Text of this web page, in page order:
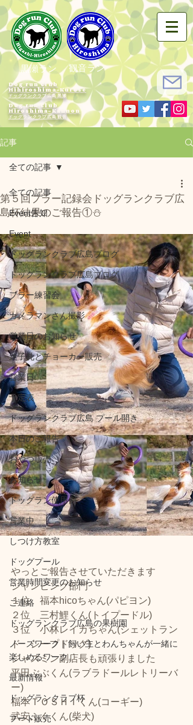
黒瀬ラン 観音ラン
Dog run Club
Hihiroshima-Kurose
ドッグランクラブ広島黒瀬
Dog run Club
Hiroshima-Kannon
​ドッグランクラブ広島観音
記事
全ての記事
Event告知
Event
ドッグランクラブ広島ブログ
ドッグランクラブ広島ブログ
プラー練習会
カメラマンさん撮影
営業日のお知らせ
迷子札とチョーカー販売
営業日
予定表
ドッグランクラブ広島 プール開き
本日のご報告
おやつ販売
お知らせ
ドッグラン使用例
営業中
しつけ方教室
ドッグプール
営業時間変更のお知らせ
ご連絡
ドッグランクラブ広島の果樹園
ノーズワーク｜飼い主とわんちゃんが一緒に
楽しめるワーク。
最新情報
ドッグランクラブ杯
フード販売
全ての記事
第５回プラー記録会ドッグランクラブ広
島杯結果のご報告①⛄️
やっとご報告させていただきます
ジャンピング部門
１位　福本hicoちゃん(パピヨン)
２位　三村鯉くん(トイプードル)
３位　小林レイカちゃん(シェットラン
ド　シープドッグ)
ジャスミン副店長も頑張りました
平田ぶぶくん(ラブラドールレトリーバ
ー)
福本ＴＯＳＨＩくん(コーギー)
武安ふくくん(柴犬)